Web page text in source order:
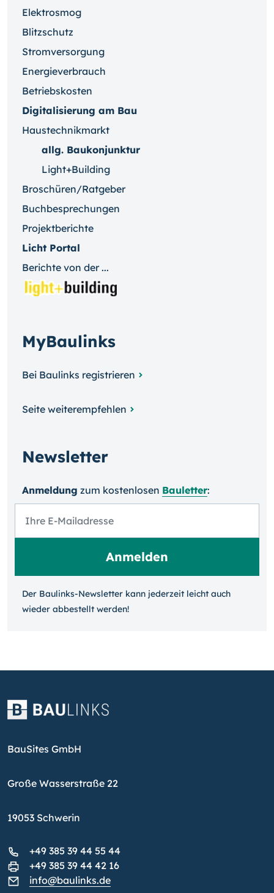
Elektrosmog
Blitzschutz
Stromversorgung
Energieverbrauch
Betriebskosten
Digitalisierung am Bau
Haustechnikmarkt
allg. Baukonjunktur
Light+Building
Broschüren/Ratgeber
Buchbesprechungen
Projektberichte
Licht Portal
Berichte von der ...
MyBaulinks
Bei Baulinks registrieren
Seite weiterempfehlen
Newsletter
Anmeldung zum kosten­losen Bauletter:
Der Baulinks-Newsletter kann jeder­zeit leicht auch
wieder ab­bestellt werden!
BauSites GmbH
Große Wasserstraße 22
19053 Schwerin
+49 385 39 44 55 44
+49 385 39 44 42 16
info@baulinks.de